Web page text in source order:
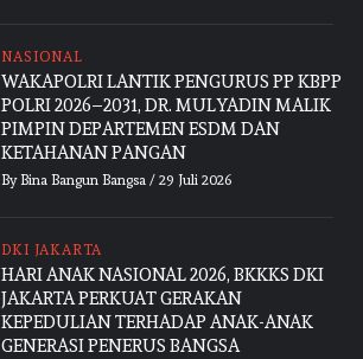
NASIONAL
WAKAPOLRI LANTIK PENGURUS PP KBPP
POLRI 2026–2031, DR. MULYADIN MALIK
PIMPIN DEPARTEMEN ESDM DAN
KETAHANAN PANGAN
By Bina Bangun Bangsa/ 29 Juli 2026
DKI JAKARTA
HARI ANAK NASIONAL 2026, BKKKS DKI
JAKARTA PERKUAT GERAKAN
KEPEDULIAN TERHADAP ANAK-ANAK
GENERASI PENERUS BANGSA